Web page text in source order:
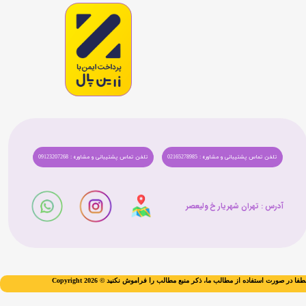
تلفن تماس پشتیبانی و مشاوره : 09123207268 تلفن تماس پشتیبانی و مشاوره : 02165278985
آدرس : تهران شهریار خ ولیعصر​​​​​​​